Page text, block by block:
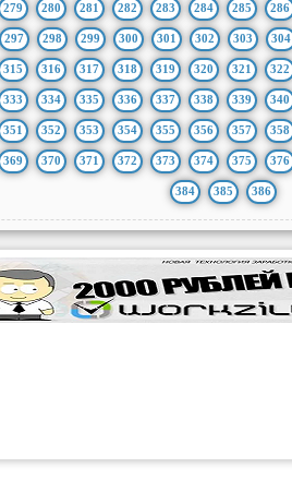
279 280 281 282 283 284 285 286
297 298 299 300 301 302 303 304
315 316 317 318 319 320 321 322
333 334 335 336 337 338 339 340
351 352 353 354 355 356 357 358
369 370 371 372 373 374 375 376
384 385 386